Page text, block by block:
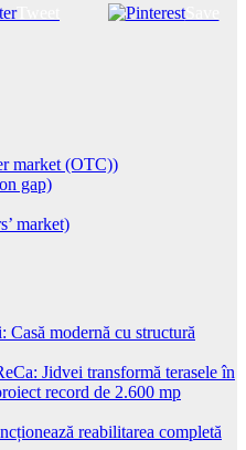
Tweet Save
market (OTC))
gap)
market)
modernă cu structură
Jidvei transformă terasele în
record de 2.600 mp
reabilitarea completă